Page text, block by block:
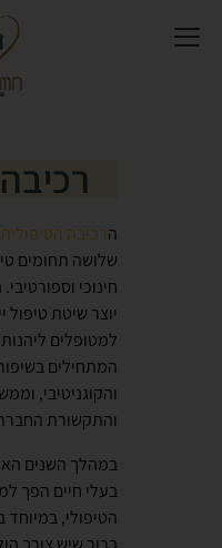
הרכיבה הטיפולית
שלושה תחומים
חינוכי
יוצר שיטת
למטופלים
המתחילים
והקוגניטיבי,
והתקשורת
במהלך השנים
בעלי חיים הפך
הטיפולי, במיוחד